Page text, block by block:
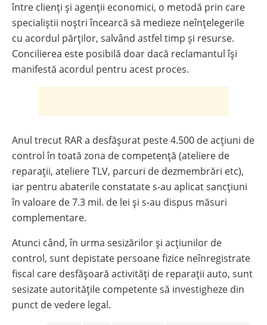
între clienți și agenții economici, o metodă prin care
specialiștii noștri încearcă să medieze neînțelegerile
cu acordul părților, salvând astfel timp și resurse.
Concilierea este posibilă doar dacă reclamantul își
manifestă acordul pentru acest proces.
Anul trecut RAR a desfășurat peste 4.500 de acțiuni de
control în toată zona de competență (ateliere de
reparații, ateliere TLV, parcuri de dezmembrări etc),
iar pentru abaterile constatate s-au aplicat sancțiuni
în valoare de 7.3 mil. de lei și s-au dispus măsuri
complementare.
Atunci când, în urma sesizărilor și acțiunilor de
control, sunt depistate persoane fizice neînregistrate
fiscal care desfășoară activități de reparații auto, sunt
sesizate autoritățile competente să investigheze din
punct de vedere legal.